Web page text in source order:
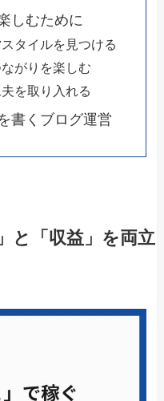
しむために
タイルを見つける
がりを楽しむ
を取り入れる
書くブログ運営
と「収益」を両立